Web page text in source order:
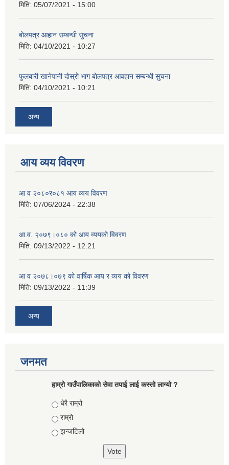
मिति: 05/07/2021 - 15:00
बाेलपत्र आहान सम्बन्धी सुचना
मिति: 04/10/2021 - 10:27
फुलबारी खानेपानी दाेस्राेे भाग बाेलपत्र आवहान सम्बन्धी सुचना
मिति: 04/10/2021 - 10:21
अन्य
आय व्यय विवरण
आ व २०८०र०८१ आय व्यय विवरण
मिति: 07/06/2024 - 22:38
आ.व. २०७९।०८० को आय व्ययको विवरण
मिति: 09/13/2022 - 12:21
आ‍ व २०७८।०७९ को वार्षिक आय र व्यय को विवरण
मिति: 09/13/2022 - 11:39
अन्य
जनमत
हाम्रो गाउँपालिकाको सेवा तपाई लाई कस्तो लाग्यो ?
Choices
धेरै राम्रो
राम्रो
झन्जटिलो